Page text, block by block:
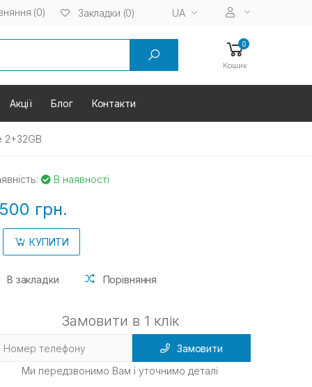
(0) Закладки (0) UA
0
Кошик
Акції Блог Контакти
2+32GB
В наявності
грн.
КУПИТИ
В закладки Порівняння
Замовити в 1 клік
Замовити
Ми передзвонимо Вам і уточнимо деталі